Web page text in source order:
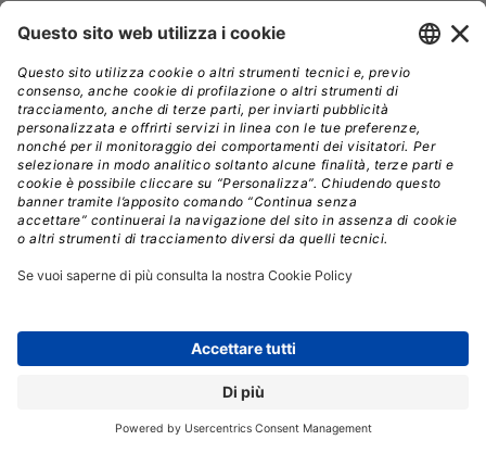
CONOSCENZA AZIENDALE
FORMAZIONE
TECNOLOGIE
// Data pubblicazione: 25.06.2025
CONDIVIDI:
newsletter e accedere ai